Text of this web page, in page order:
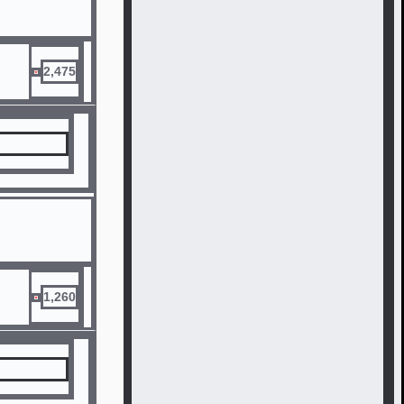
2,475
1,260